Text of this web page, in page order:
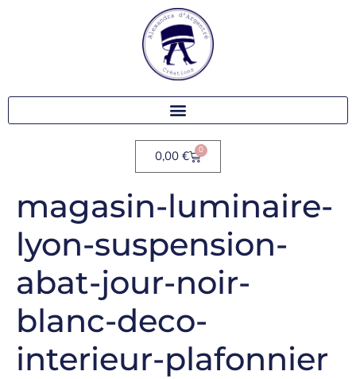
0,00 € 0
magasin-luminaire-
lyon-suspension-
abat-jour-noir-
blanc-deco-
interieur-plafonnier